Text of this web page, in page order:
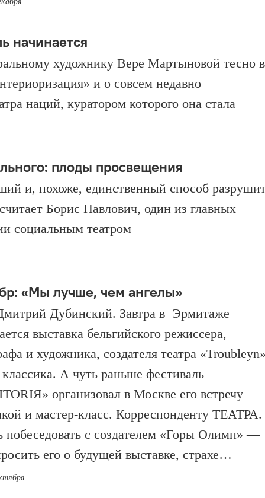
начинается
художнику Вере Мартыновой тесно в
и о совсем недавно
наций, куратором которого она стала
плоды просвещения
и, похоже, единственный способ
Борис Павлович, один из главных
социальным театром
«Мы лучше, чем ангелы»
Дубинский. Завтра в Эрмитаже
выставка бельгийского режиссера,
и художника, создателя театра
А чуть раньше фестиваль
организовал в Москве его встречу
и мастер-класс. Корреспонденту ТЕАТРА.
побеседовать с создателем «Горы Олимп» —
его о будущей выставке, страхе…